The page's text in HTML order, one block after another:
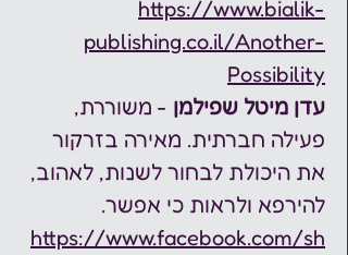
https://www.bialik-
publishing.co.il/Another-
Possibility
עדן מיטל שפילמן - משוררת,
פעילה חברתית. מאירה בזרקור
את היכולת לבחור לשנות, לאהוב,
להירפא ולראות כי אפשר.
https://www.facebook.com/sh